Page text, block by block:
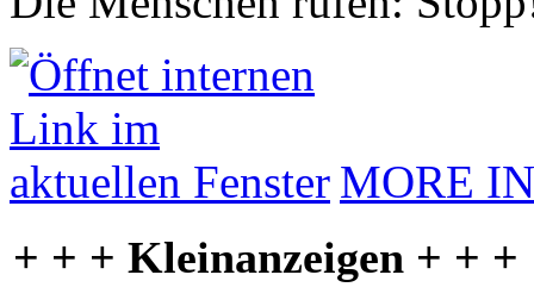
MORE
+ + + Kleinanzeigen + + +